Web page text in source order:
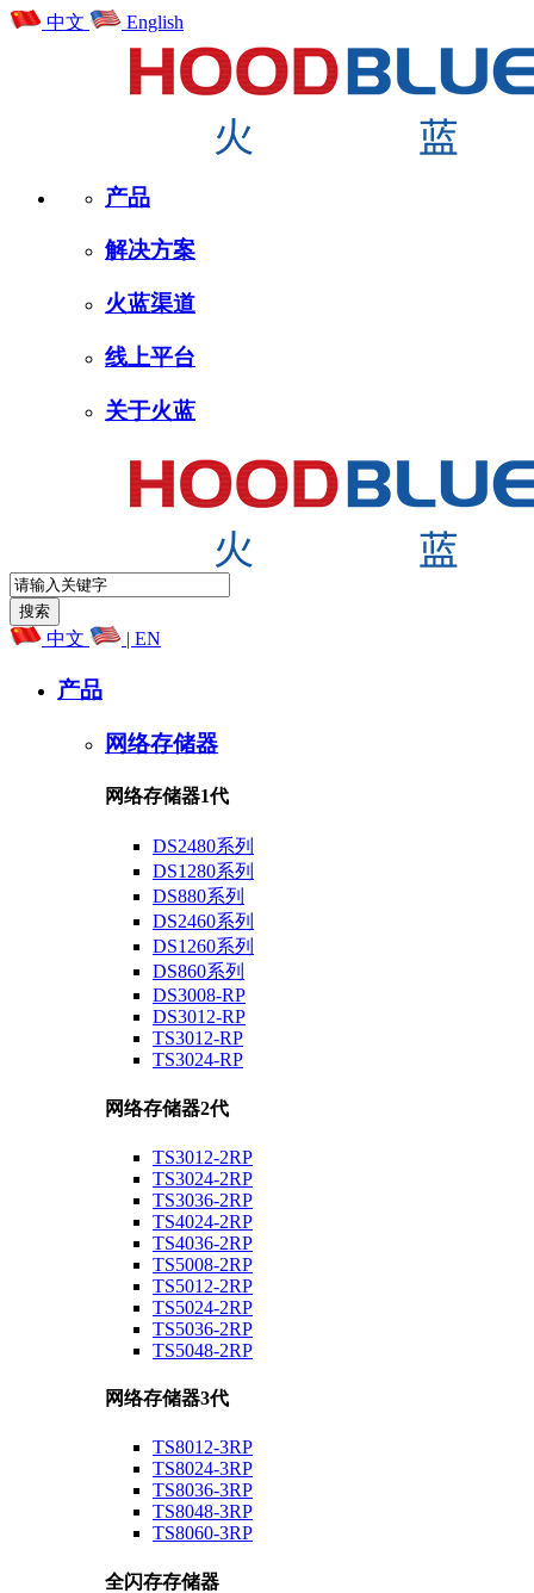
中文 English
产品
解决方案
火蓝渠道
线上平台
关于火蓝
中文 | EN
产品
网络存储器
网络存储器1代
DS2480系列
DS1280系列
DS880系列
DS2460系列
DS1260系列
DS860系列
DS3008-RP
DS3012-RP
TS3012-RP
TS3024-RP
网络存储器2代
TS3012-2RP
TS3024-2RP
TS3036-2RP
TS4024-2RP
TS4036-2RP
TS5008-2RP
TS5012-2RP
TS5024-2RP
TS5036-2RP
TS5048-2RP
网络存储器3代
TS8012-3RP
TS8024-3RP
TS8036-3RP
TS8048-3RP
TS8060-3RP
全闪存存储器